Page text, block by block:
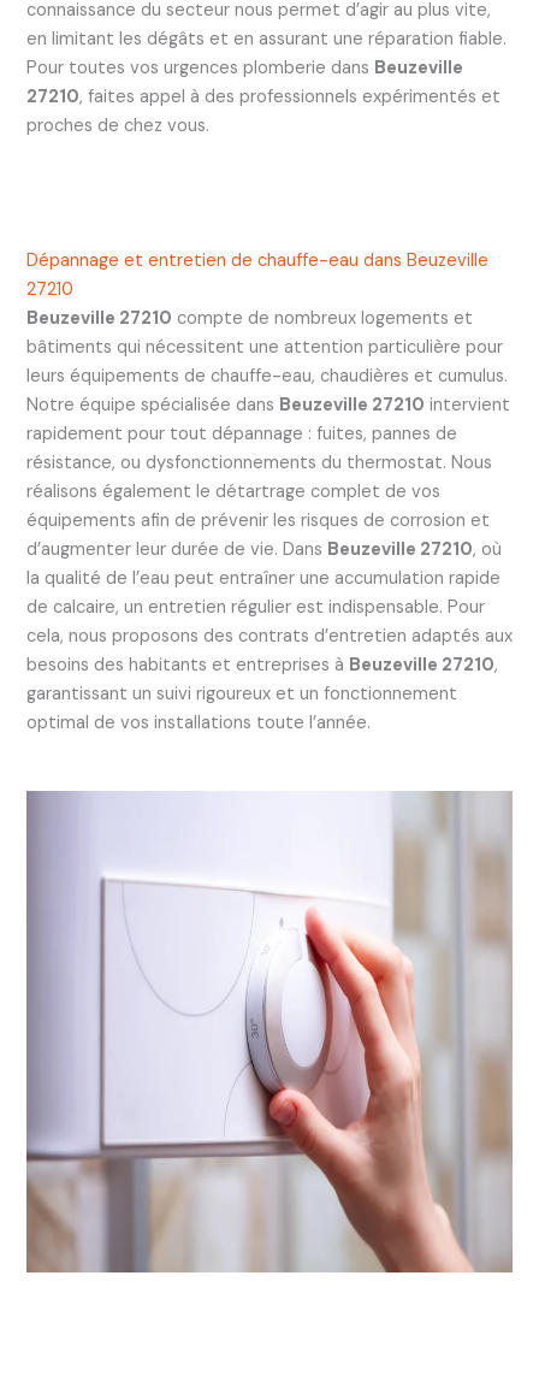
connaissance du secteur nous permet d’agir au plus vite,
en limitant les dégâts et en assurant une réparation fiable.
Pour toutes vos urgences plomberie dans Beuzeville
27210, faites appel à des professionnels expérimentés et
proches de chez vous.
Dépannage et entretien de chauffe-eau dans Beuzeville
27210
Beuzeville 27210 compte de nombreux logements et
bâtiments qui nécessitent une attention particulière pour
leurs équipements de chauffe-eau, chaudières et cumulus.
Notre équipe spécialisée dans Beuzeville 27210 intervient
rapidement pour tout dépannage : fuites, pannes de
résistance, ou dysfonctionnements du thermostat. Nous
réalisons également le détartrage complet de vos
équipements afin de prévenir les risques de corrosion et
d’augmenter leur durée de vie. Dans Beuzeville 27210, où
la qualité de l’eau peut entraîner une accumulation rapide
de calcaire, un entretien régulier est indispensable. Pour
cela, nous proposons des contrats d’entretien adaptés aux
besoins des habitants et entreprises à Beuzeville 27210,
garantissant un suivi rigoureux et un fonctionnement
optimal de vos installations toute l’année.